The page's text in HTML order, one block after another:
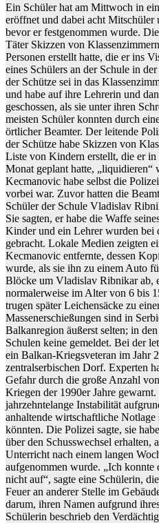
Ein Schüler hat am Mittwoch in
eröffnet und dabei acht Mitschüler
bevor er festgenommen wurde.
Täter Skizzen von
Personen erstellt hatte, die er ins
eines Schülers an der Schule in
der Schütze sei in das
und habe auf ihre Lehrerin und
geschossen, als sie unter ihren
meisten Schüler konnten durch
örtlicher Beamter. Der leitende
der Schütze habe Skizzen von
Liste von Kindern erstellt, die er
Monat geplant hatte,
Kecmanovic habe selbst die
vorbei war. Zuvor hatten die
Schüler der Schule Vladislav
Sie sagten, er habe die Waffe
Kinder und ein Lehrer wurden bei
gebracht. Lokale Medien zeigten
Kecmanovic entfernte, dessen
wurde, als sie ihn zu einem Auto
Blöcke um Vladislav Ribnikar ab,
normalerweise im Alter von 6 bis
trugen später Leichensäcke zu
Massenerschießungen sind in
Balkanregion äußerst selten; in
Schulen keine gemeldet. Bei der
ein Balkan-Kriegsveteran im Jahr
zentralserbischen Dorf. Experten
Gefahr durch die große Anzahl
Kriegen der 1990er Jahre
jahrzehntelange Instabilität
anhaltende wirtschaftliche Notlage
könnten. Die Polizei sagte, sie
über den Schusswechsel erhalten,
Unterricht nach einem langen
aufgenommen wurde. „Ich konnte
nicht auf“, sagte eine Schülerin,
Feuer an anderer Stelle im
darum, ihren Namen aufgrund
Schülerin beschrieb den